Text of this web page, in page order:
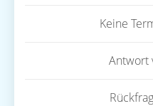
Keine
Antwort